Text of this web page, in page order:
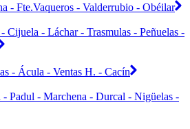
- Fte.Vaqueros - Valderrubio - Obéilar
Cijuela - Láchar - Trasmulas - Peñuelas -
- Ácula - Ventas H. - Cacín
Padul - Marchena - Durcal - Nigüelas -